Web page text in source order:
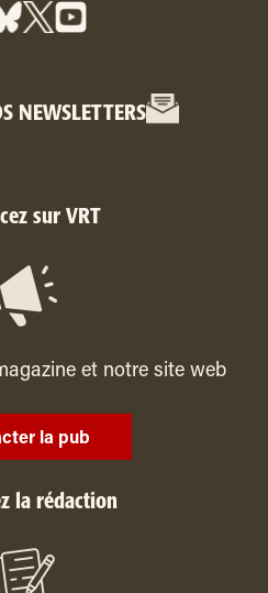
NEWSLETTERS
sur VRT
et notre site web
la pub
la rédaction